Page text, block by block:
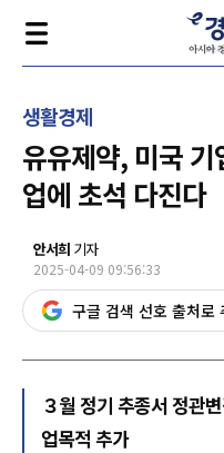
생활경제
유유제약, 미국
업에 초석 다진다
안서희 기자
2025-04-09 09:56:33
구글 검색 선호 출처로
３월 정기 추종서 정관
업목적 추가